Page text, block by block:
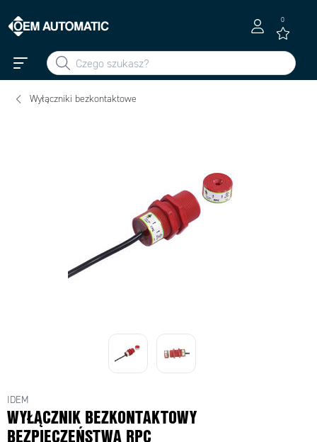
0
Wyłączniki bezkontaktowe
IDEM
WYŁĄCZNIK BEZKONTAKTOWY
BEZPIECZEŃSTWA RPC